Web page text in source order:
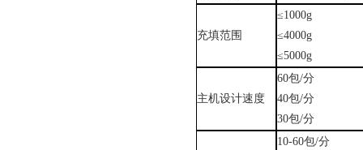
充填范围
≤1000g
≤4000g
≤5000g
主机设计速度
60包/分
40包/分
30包/分
10-60包/分